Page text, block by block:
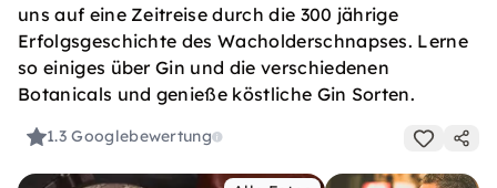
uns auf eine Zeitreise durch die 300 jährige
Erfolgsgeschichte des Wacholderschnapses. Lerne
so einiges über Gin und die verschiedenen
Botanicals und genieße köstliche Gin Sorten.
1.3Googlebewertung